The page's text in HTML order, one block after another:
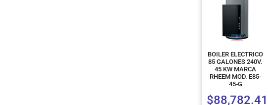
BOILER ELECTRICO
85 GALONES 240V.
45 KW MARCA
RHEEM MOD. E85-
45-G
$88,782.41